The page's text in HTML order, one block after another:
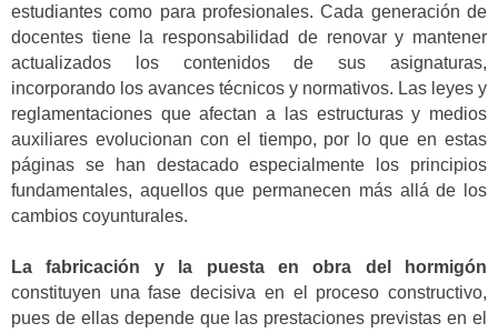
estudiantes como para profesionales. Cada generación de
docentes tiene la responsabilidad de renovar y mantener
actualizados los contenidos de sus asignaturas,
incorporando los avances técnicos y normativos. Las leyes y
reglamentaciones que afectan a las estructuras y medios
auxiliares evolucionan con el tiempo, por lo que en estas
páginas se han destacado especialmente los principios
fundamentales, aquellos que permanecen más allá de los
cambios coyunturales.
La fabricación y la puesta en obra del hormigón
constituyen una fase decisiva en el proceso constructivo,
pues de ellas depende que las prestaciones previstas en el